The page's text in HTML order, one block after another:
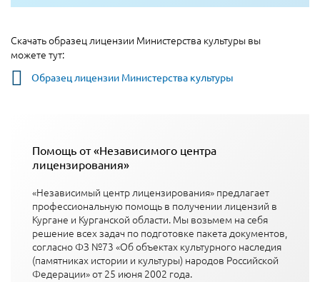
Скачать образец лицензии Министерства культуры вы
можете тут:
Образец лицензии Министерства культуры
Помощь от «Независимого центра
лицензирования»
«Независимый центр лицензирования» предлагает
профессиональную помощь в получении лицензий в
Кургане и Курганской области. Мы возьмем на себя
решение всех задач по подготовке пакета документов,
согласно ФЗ №73 «Об объектах культурного наследия
(памятниках истории и культуры) народов Российской
Федерации» от 25 июня 2002 года.